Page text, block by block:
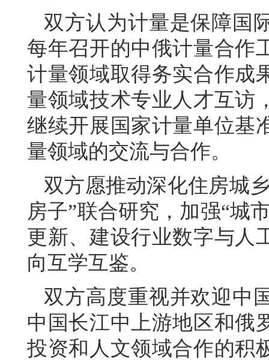
双方认为计量是保障国
每年召开的中俄计量合作
计量领域取得务实合作成
量领域技术专业人才互访
继续开展国家计量单位基
量领域的交流与合作。
双方愿推动深化住房城
房子”联合研究，加强“城
更新、建设行业数字与人
向互学互鉴。
双方高度重视并欢迎中
中国长江中上游地区和俄
投资和人文领域合作的积